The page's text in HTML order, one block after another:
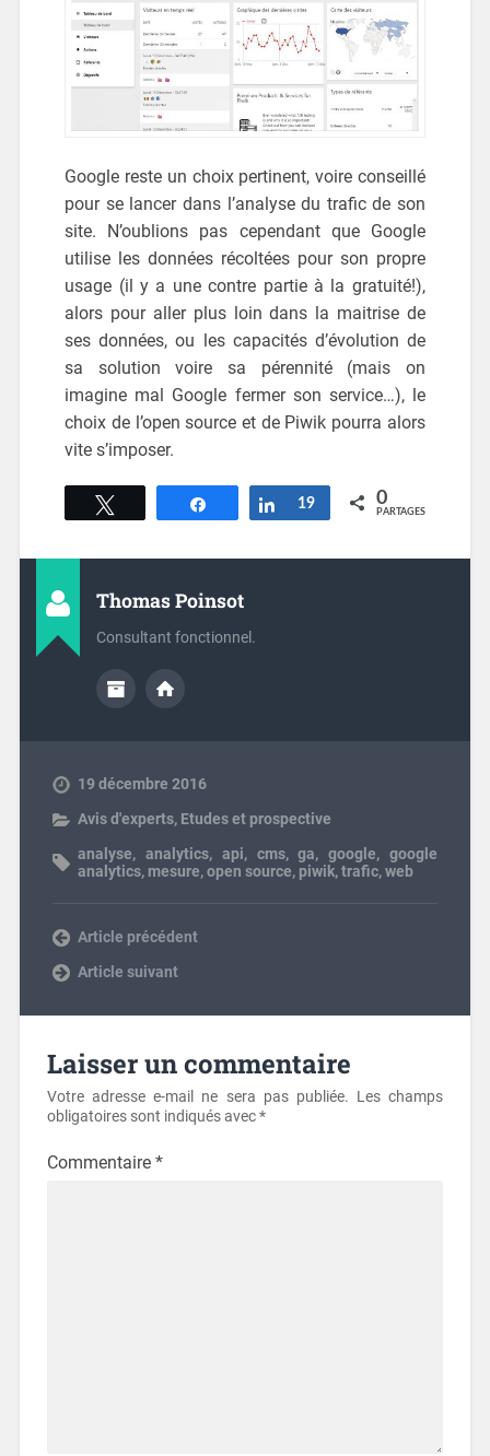
Google reste un choix pertinent, voire conseillé
pour se lancer dans l’analyse du trafic de son
site. N’oublions pas cependant que Google
utilise les données récoltées pour son propre
usage (il y a une contre partie à la gratuité!),
alors pour aller plus loin dans la maitrise de
ses données, ou les capacités d’évolution de
sa solution voire sa pérennité (mais on
imagine mal Google fermer son service…), le
choix de l’open source et de Piwik pourra alors
vite s’imposer.
Partagez Partagez
19 0
PARTAGES
Thomas Poinsot
Consultant fonctionnel.
19 décembre 2016
Avis d'experts, Etudes et prospective
analyse, analytics, api, cms,ga,google,google
analytics, mesure,open source, piwik,trafic,web
Previous post
Next post
Laisser un commentaire
Votre adresse e-mail ne sera pas publiée. Les champs
obligatoires sont indiqués avec*
Commentaire *